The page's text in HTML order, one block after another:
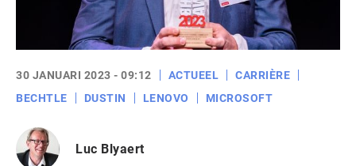
30 JANUARI 2023 - 09:12 ACTUEEL
CARRIÈRE
BECHTLE
DUSTIN LENOVO MICROSOFT
Luc Blyaert